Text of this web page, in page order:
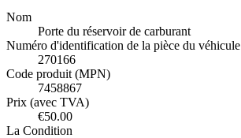
Nom
Porte du réservoir de carburant
Numéro d'identification de la pièce du véhicule
270166
Code produit (MPN)
7458867
Prix (avec TVA)
€50.00
La Condition